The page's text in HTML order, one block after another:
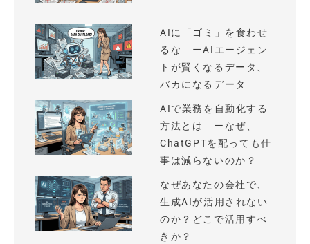
AIに「ゴミ」を食わせ
るな ーAIエージェン
トが賢くなるデータ、
バカになるデータ
AIで業務を自動化する
方法とは ーなぜ、
ChatGPTを配っても仕
事は減らないのか？
なぜあなたの会社で、
生成AIが活用されない
のか？どこで活用すべ
きか？